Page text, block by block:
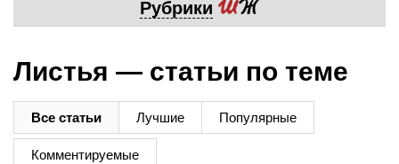
Рубрики
Листья — статьи по теме
Все статьи Лучшие Популярные
Комментируемые